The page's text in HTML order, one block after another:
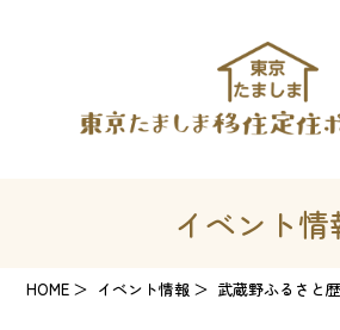
イベント情
HOME イベント情報 武蔵野ふるさと歴史